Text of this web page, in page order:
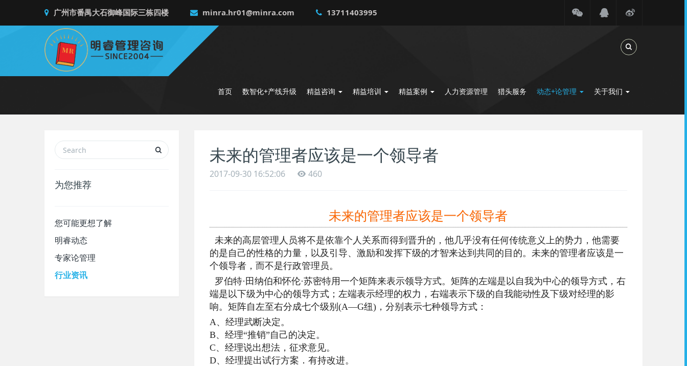
广州市番禺大石御峰国际三栋四楼 minra.hr01@minra.com 13711403995
Toggle Search
首页 数智化+产线升级 精益咨询 精益培训 精益案例 人力资源管理 猎头服务 动态+论管理 关于我们
为您推荐
您可能更想了解
明睿动态
专家论管理
行业资讯
未来的管理者应该是一个领导者
2017-09-30 16:52:06 460
未来的管理者应该是一个领导者
未来的高层管理人员将不是依靠个人关系而得到晋升的，他几乎没有任何传统意义上的势力，他需要
的是自己的性格的力量，以及引导、激励和发挥下级的才智来达到共同的目的。未来的管理者应该是一
个领导者，而不是行政管理员。
罗伯特·田纳伯和怀伦·苏密特用一个矩阵来表示领导方式。矩阵的左端是以自我为中心的领导方式，右
端是以下级为中心的领导方式；左端表示经理的权力，右端表示下级的自我能动性及下级对经理的影
响。矩阵自左至右分成七个级别(A—G纽)，分别表示七种领导方式：
A、经理武断决定。
B、经理“推销”自己的决定。
C、经理说出想法，征求意见。
D、经理提出试行方案．有持改进。